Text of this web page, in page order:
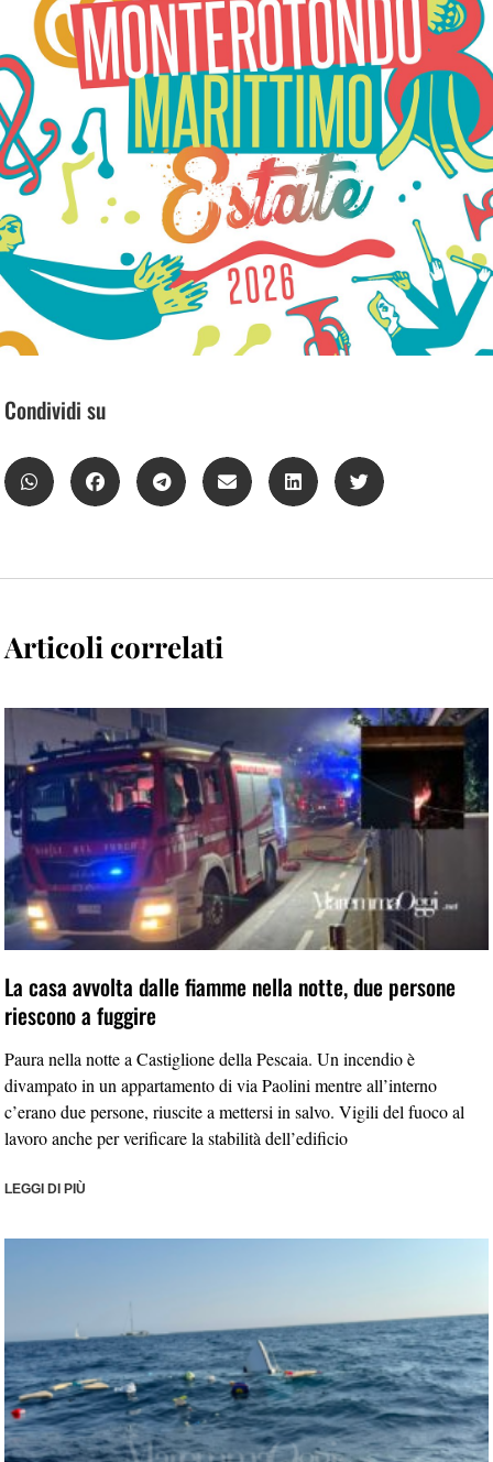
Condividi su
Articoli correlati
La casa avvolta dalle fiamme nella notte, due persone
riescono a fuggire
Paura nella notte a Castiglione della Pescaia. Un incendio è
divampato in un appartamento di via Paolini mentre all’interno
c’erano due persone, riuscite a mettersi in salvo. Vigili del fuoco al
lavoro anche per verificare la stabilità dell’edificio
LEGGI DI PIÙ